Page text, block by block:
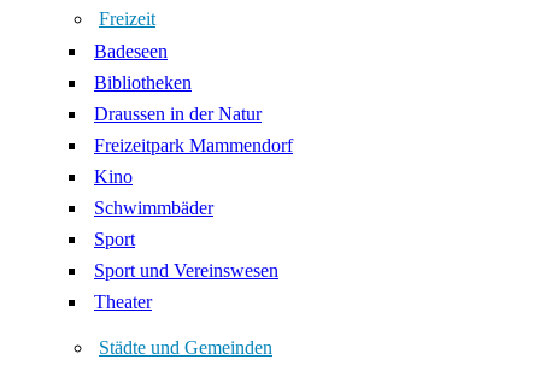
Freizeit
Badeseen
Bibliotheken
Draussen in der Natur
Freizeitpark Mammendorf
Kino
Schwimmbäder
Sport
Sport und Vereinswesen
Theater
Städte und Gemeinden